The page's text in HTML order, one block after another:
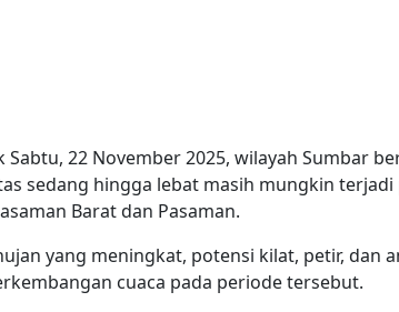
22 November 2025, wilayah Sumbar
sedang hingga lebat masih mungkin
Barat dan Pasaman.
yang meningkat, potensi kilat, petir, dan
cuaca pada periode tersebut.